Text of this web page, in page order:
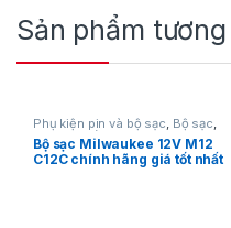
nhẹ, tấm thạch cao,
công thái học, nhỏ
Công nghệ XPT
Technology) bảo vệ
giúp DFS251Z hoạt
Sản phẩm
Phụ kiện pin và bộ sạc Bộ sạc
Dụng cụ dùng pin, Milwaukee
Bộ sạc Milwaukee 12V M12
C12C chính hãng giá tốt nhất